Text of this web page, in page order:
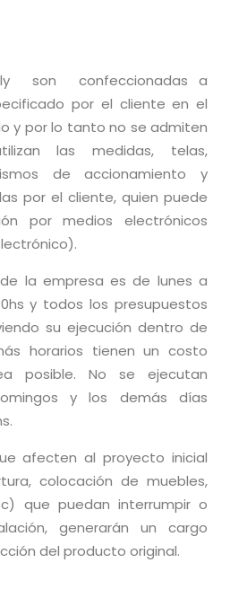
son confeccionadas a
por el cliente en el
y por lo tanto no se admiten
las medidas, telas,
de accionamiento y
por el cliente, quien puede
por medios electrónicos
la empresa es de lunes a
y todos los presupuestos
su ejecución dentro de
horarios tienen un costo
posible. No se ejecutan
y los demás días
afecten al proyecto inicial
colocación de muebles,
que puedan interrumpir o
generarán un cargo
del producto original.